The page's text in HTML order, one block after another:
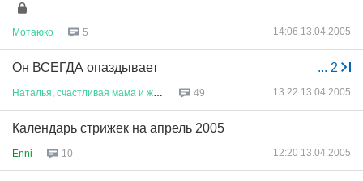
Мотаюко 5 14:06 13.04.2005
... 2
Он ВСЕГДА опаздывает
Наталья счастливая мама и жен 49 13:22 13.04.2005
Календарь стрижек на апрель 2005
Enni 10 12:20 13.04.2005